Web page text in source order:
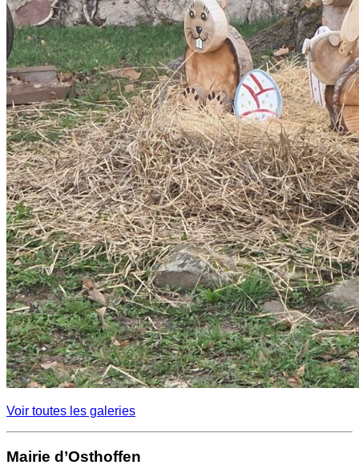
Voir toutes les galeries
Mairie d’Osthoffen